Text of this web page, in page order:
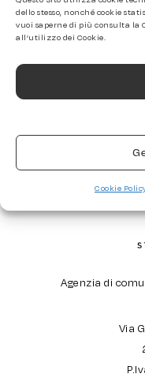
Cookie
Agenzia di
Via